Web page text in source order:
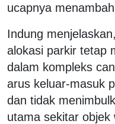
ucapnya
Indung
alokasi parkir tetap
dalam kompleks
arus keluar-masuk
dan tidak
utama sekitar objek